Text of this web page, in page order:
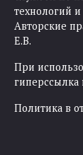
технологий
Авторские
Е.В.
При
гиперссылка
Политика в